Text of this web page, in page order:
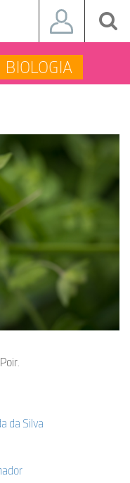
BIOLOGIA
da Silva